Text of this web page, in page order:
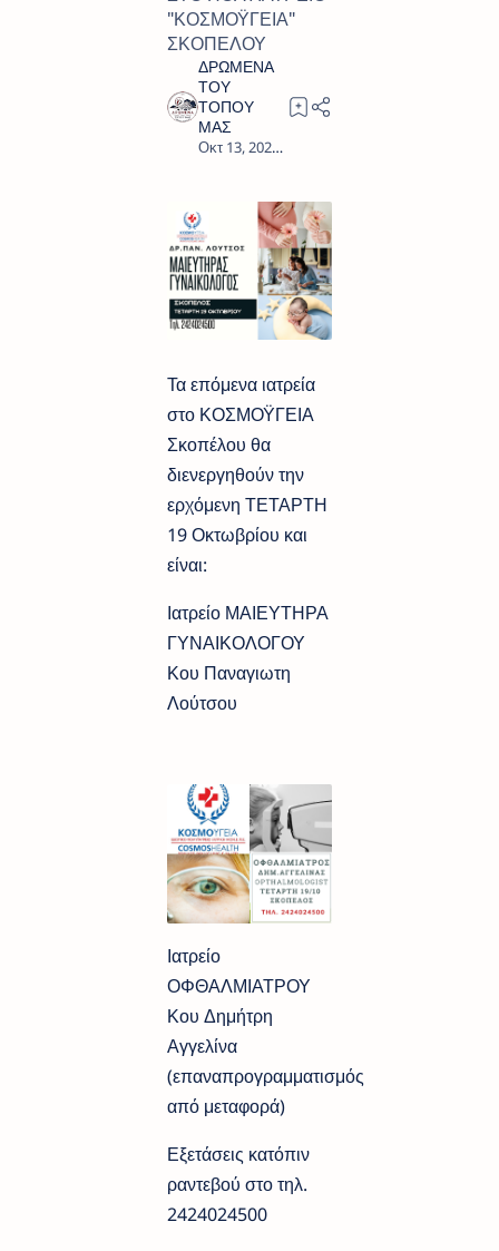
"ΚΟΣΜΟΫΓΕΙΑ"
ΣΚΟΠΕΛΟΥ
Τα επόμενα ιατρεία
στο ΚΟΣΜΟΫΓΕΙΑ
Σκοπέλου θα
διενεργηθούν την
ερχόμενη ΤΕΤΑΡΤΗ
19 Οκτωβρίου και
είναι:
Ιατρείο ΜΑΙΕΥΤΗΡΑ
ΓΥΝΑΙΚΟΛΟΓΟΥ
Κου Παναγιωτη
Λούτσου
Ιατρείο
ΟΦΘΑΛΜΙΑΤΡΟΥ
Κου Δημήτρη
Αγγελίνα
(επαναπρογραμματισμός
από μεταφορά)
Εξετάσεις κατόπιν
ραντεβού στο τηλ.
2424024500